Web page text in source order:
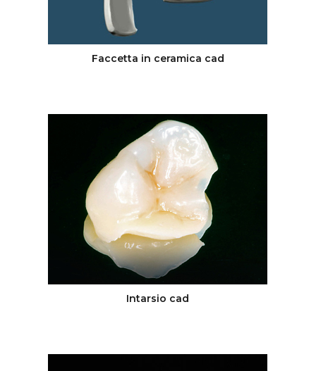
Faccetta in ceramica cad
Intarsio cad